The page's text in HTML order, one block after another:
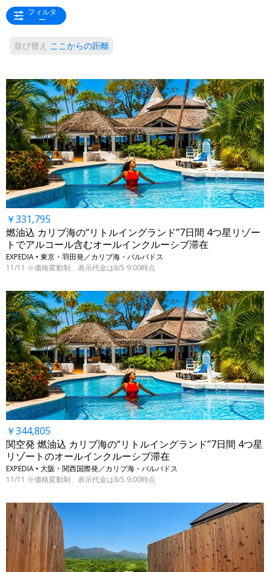
フィルタ
ー
並び替え ここからの距離
￥331,795
燃油込 カリブ海の“リトルイングランド”7日間 4つ星リゾー
トでアルコール含むオールインクルーシブ滞在
EXPEDIA • 東京・羽田発／カリブ海・バルバドス
11/11 ※価格変動制、表示代金は8/5 9:00時点
￥344,805
関空発 燃油込 カリブ海の“リトルイングランド”7日間 4つ星
リゾートのオールインクルーシブ滞在
EXPEDIA • 大阪・関西国際発／カリブ海・バルバドス
11/11 ※価格変動制、表示代金は8/5 9:00時点